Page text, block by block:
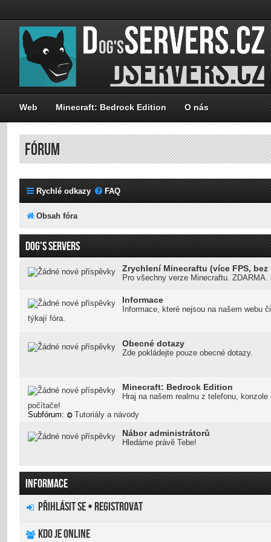
Web Minecraft: Bedrock Edition O nás
FÓRUM
Rychlé odkazy FAQ
Obsah fóra
DOG'S SERVERS
Zrychlení Minecraftu (více FPS, bez
Pro všechny verze Minecraftu. ZDARMA.
Informace
Informace, které nejsou na našem webu
týkají fóra.
Obecné dotazy
Zde pokládejte pouze obecné dotazy.
Minecraft: Bedrock Edition
Hraj na našem realmu z telefonu, konzole
počítače!
Subfórum:
Tutoriály a návody
Nábor administrátorů
Hledáme právě Tebe!
INFORMACE
Přihlásit se•Registrovat
Kdo je online